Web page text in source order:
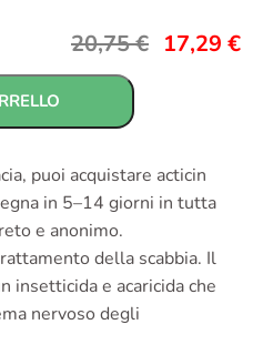
20,75€ 17,29 €
puoi acquistare acticin
in 5–14 giorni in tutta
e anonimo.
della scabbia. Il
insetticida e acaricida che
nervoso degli